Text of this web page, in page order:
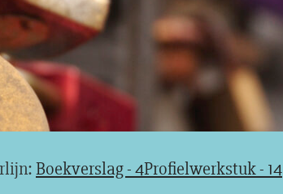
Boekverslag - 4Profielwerkstuk - 14